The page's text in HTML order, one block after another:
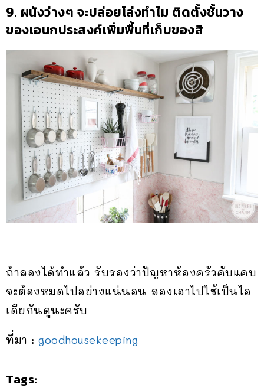
9. ผนังว่างๆ จะปล่อยโล่งทำไม ติดตั้งชั้นวาง
ของเอนกประสงค์เพิ่มพื้นที่เก็บของสิ
ถ้าลองได้ทำแล้ว รับรองว่าปัญหาห้องครัวคับแคบ
จะต้องหมดไปอย่างแน่นอน ลองเอาไปใช้เป็นไอ
เดียกันดูนะครับ
ที่มา : goodhousekeeping
Tags: